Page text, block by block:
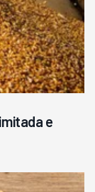
e